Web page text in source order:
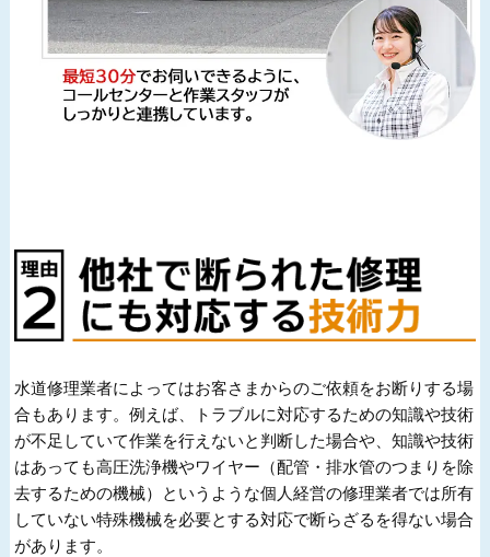
水道修理業者によってはお客さまからのご依頼をお断りする場
合もあります。例えば、トラブルに対応するための知識や技術
が不足していて作業を行えないと判断した場合や、知識や技術
はあっても高圧洗浄機やワイヤー（配管・排水管のつまりを除
去するための機械）というような個人経営の修理業者では所有
していない特殊機械を必要とする対応で断らざるを得ない場合
があります。